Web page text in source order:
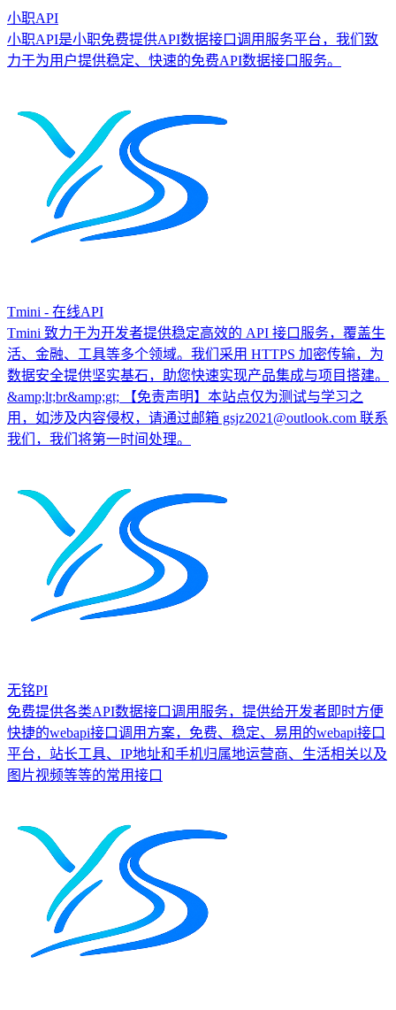
小职API
小职API是小职免费提供API数据接口调用服务平台，我们致
力于为用户提供稳定、快速的免费API数据接口服务。
Tmini - 在线API
Tmini 致力于为开发者提供稳定高效的 API 接口服务，覆盖生
活、金融、工具等多个领域。我们采用 HTTPS 加密传输，为
数据安全提供坚实基石，助您快速实现产品集成与项目搭建。
&amp;lt;br&amp;gt; 【免责声明】本站点仅为测试与学习之
用，如涉及内容侵权，请通过邮箱 gsjz2021@outlook.com 联系
我们，我们将第一时间处理。
无铭PI
免费提供各类API数据接口调用服务，提供给开发者即时方便
快捷的webapi接口调用方案，免费、稳定、易用的webapi接口
平台，站长工具、IP地址和手机归属地运营商、生活相关以及
图片视频等等的常用接口